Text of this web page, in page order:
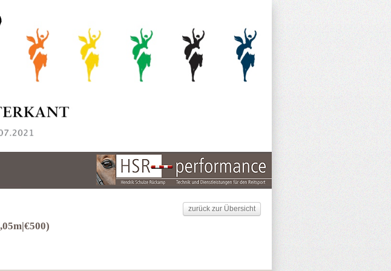
zurück zur Übersicht